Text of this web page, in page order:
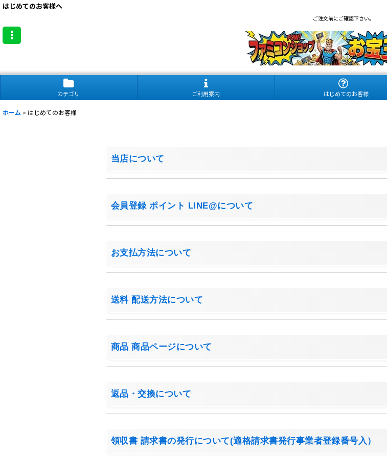
はじめてのお客様へ
ご注文前にご確認下さい。
カテゴリ ご利用案内 はじめてのお客様
ホーム > はじめてのお客様
当店について
会員登録 ポイント LINE@について
お支払方法について
送料 配送方法について
商品 商品ページについて
返品・交換について
領収書 請求書の発行について(適格請求書発行事業者登録番号入）